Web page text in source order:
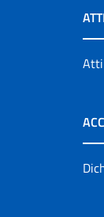
Atti